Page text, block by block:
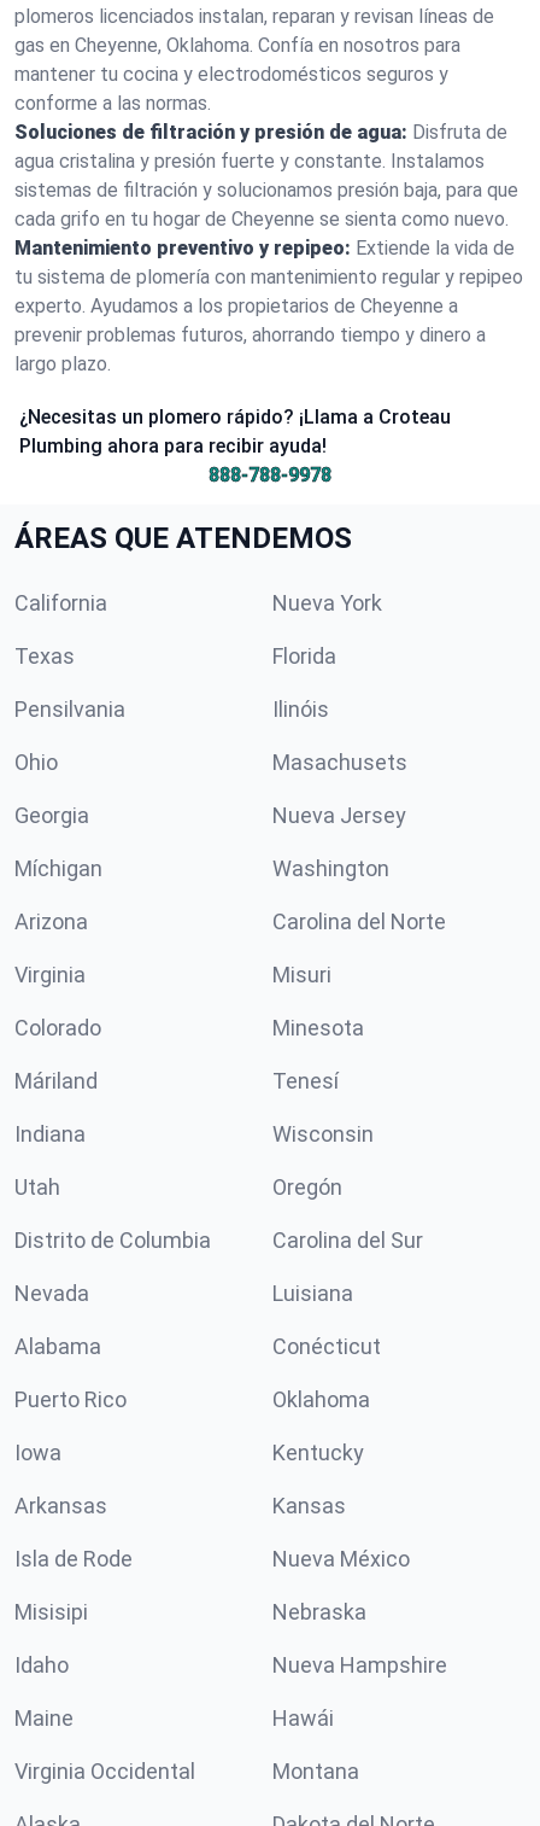
plomeros licenciados instalan, reparan y revisan líneas de
gas en Cheyenne, Oklahoma. Confía en nosotros para
mantener tu cocina y electrodomésticos seguros y
conforme a las normas.
Soluciones de filtración y presión de agua: Disfruta de
agua cristalina y presión fuerte y constante. Instalamos
sistemas de filtración y solucionamos presión baja, para que
cada grifo en tu hogar de Cheyenne se sienta como nuevo.
Mantenimiento preventivo y repipeo: Extiende la vida de
tu sistema de plomería con mantenimiento regular y repipeo
experto. Ayudamos a los propietarios de Cheyenne a
prevenir problemas futuros, ahorrando tiempo y dinero a
largo plazo.
¿Necesitas un plomero rápido? ¡Llama a Croteau
Plumbing ahora para recibir ayuda!
888-788-9978
ÁREAS QUE ATENDEMOS
California Nueva York
Texas Florida
Pensilvania Ilinóis
Ohio Masachusets
Georgia Nueva Jersey
Míchigan Washington
Arizona Carolina del Norte
Virginia Misuri
Colorado Minesota
Máriland Tenesí
Indiana Wisconsin
Utah Oregón
Distrito de Columbia Carolina del Sur
Nevada Luisiana
Alabama Conécticut
Puerto Rico Oklahoma
Iowa Kentucky
Arkansas Kansas
Isla de Rode Nueva México
Misisipi Nebraska
Idaho Nueva Hampshire
Maine Hawái
Virginia Occidental Montana